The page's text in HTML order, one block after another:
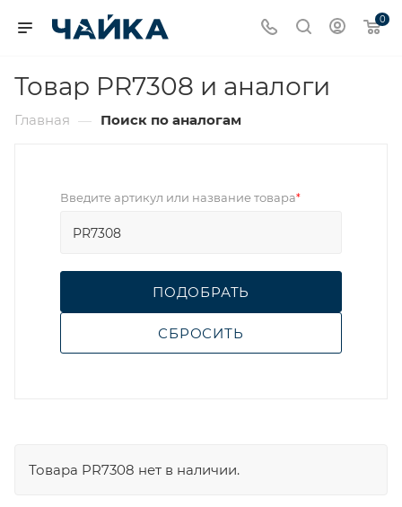
0
Товар PR7308 и аналоги
Главная — Поиск по аналогам
Введите артикул или название товара*
ПОДОБРАТЬ
СБРОСИТЬ
Товара PR7308 нет в наличии.